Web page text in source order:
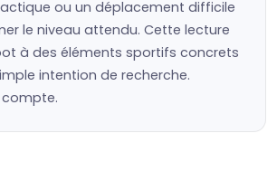
ou un déplacement difficile
le niveau attendu. Cette lecture
à des éléments sportifs concrets
intention de recherche.